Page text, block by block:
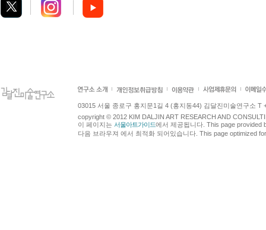
03015 서울 종로구 홍지문1길 4 (홍지동44) 김달진미술연구소 T
copyright © 2012 KIM DALJIN ART RESEARCH AND
이 페이지는 서울아트가이드에서 제공됩니다. This page provided
다음 브라우져 에서 최적화 되어있습니다. This page optimized